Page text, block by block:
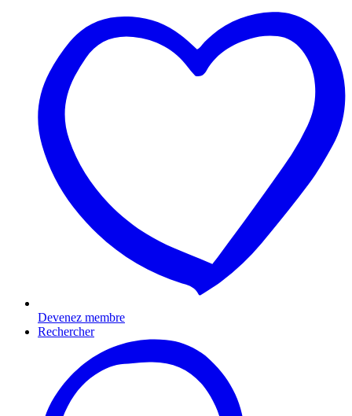
Devenez membre
Rechercher